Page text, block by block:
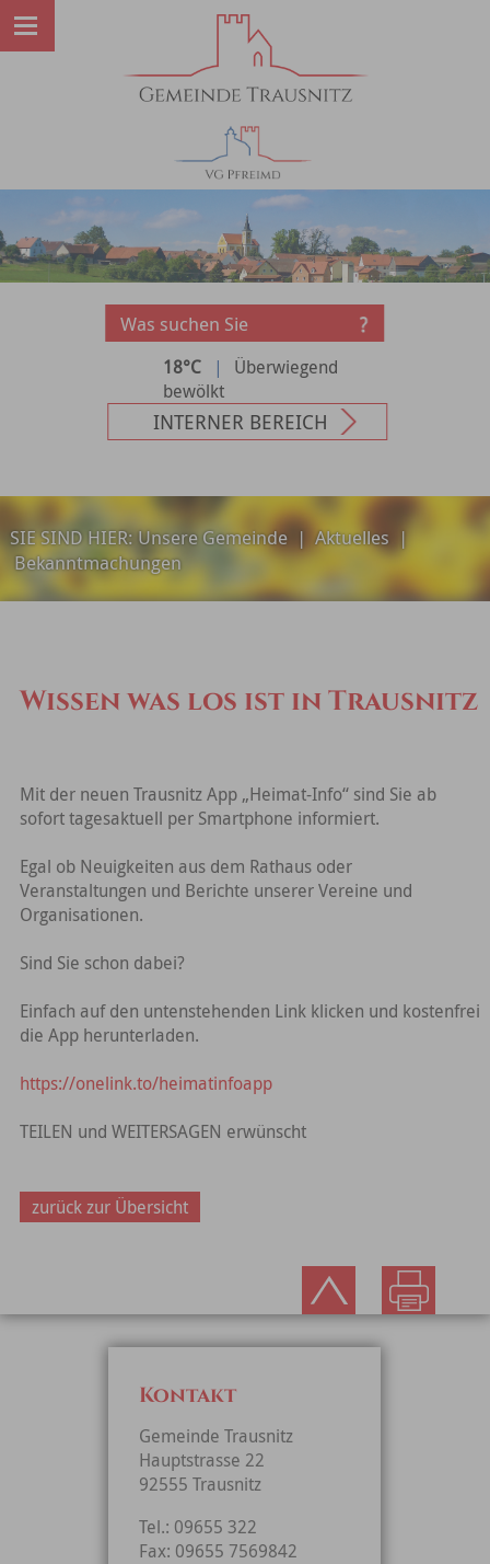
18°C |
Überwiegend
bewölkt
INTERNER BEREICH
SIE SIND HIER:Unsere Gemeinde| Aktuelles |
Bekanntmachungen
Wissen was los ist in Trausnitz
Mit der neuen Trausnitz App „Heimat-Info“ sind Sie ab
sofort tagesaktuell per Smartphone informiert.
Egal ob Neuigkeiten aus dem Rathaus oder
Veranstaltungen und Berichte unserer Vereine und
Organisationen.
Sind Sie schon dabei?
Einfach auf den untenstehenden Link klicken und kostenfrei
die App herunterladen.
https://onelink.to/heimatinfoapp
TEILEN und WEITERSAGEN erwünscht
zurück zur Übersicht
Kontakt
Gemeinde Trausnitz
Hauptstrasse 22
92555 Trausnitz
Tel.: 09655 322
Fax: 09655 7569842